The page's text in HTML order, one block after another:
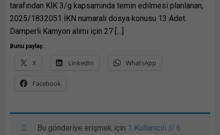
tarafından KİK 3/g kapsamında temin edilmesi planlanan,
2025/1832051 İKN numaralı dosya konusu 13 Adet
Damperli Kamyon alımı için 27 […]
Bunu paylaş:
X LinkedIn WhatsApp
Facebook
Bu gönderiye erişmek için 1 Kullanıcılı // 6